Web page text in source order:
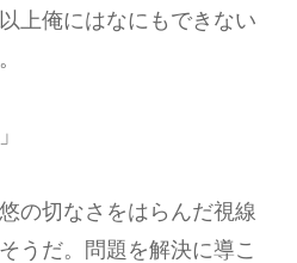
上俺にはなにもできない
切なさをはらんだ視線
うだ。問題を解決に導こ